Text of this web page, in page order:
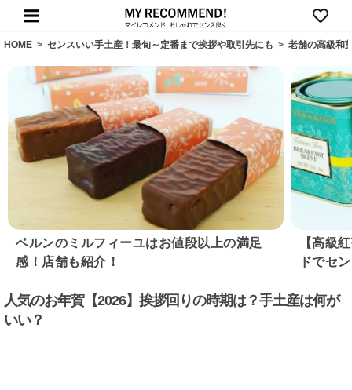
HOME > センスいい手土産！最旬～定番まで挨拶や取引先にも > 老舗の高級和
ベルンのミルフィーユはお値段以上の満足
感！店舗も紹介！
【高級
ドでセ
人気のお年賀【2026】挨拶回りの時期は？手土産は何が
いい？